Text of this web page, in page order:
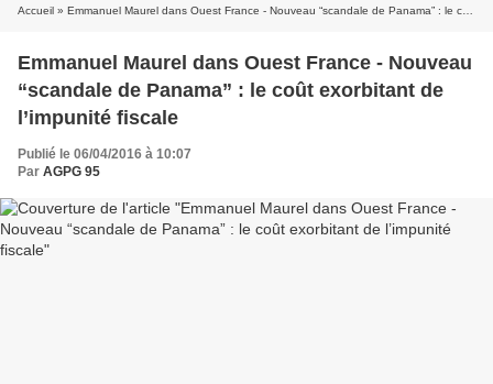
Accueil » Emmanuel Maurel dans Ouest France - Nouveau “scandale de Panama” : le coût exorbitant de l’impunité fiscale
Emmanuel Maurel dans Ouest France - Nouveau
“scandale de Panama” : le coût exorbitant de
l’impunité fiscale
Publié le 06/04/2016 à 10:07
Par AGPG 95